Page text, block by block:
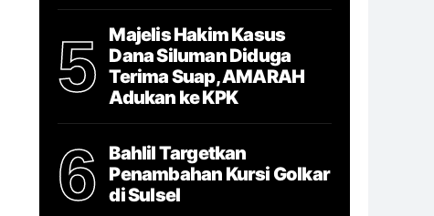
5
Majelis Hakim Kasus
Dana Siluman Diduga
Terima Suap, AMARAH
Adukan ke KPK
6
Bahlil Targetkan
Penambahan Kursi Golkar
di Sulsel